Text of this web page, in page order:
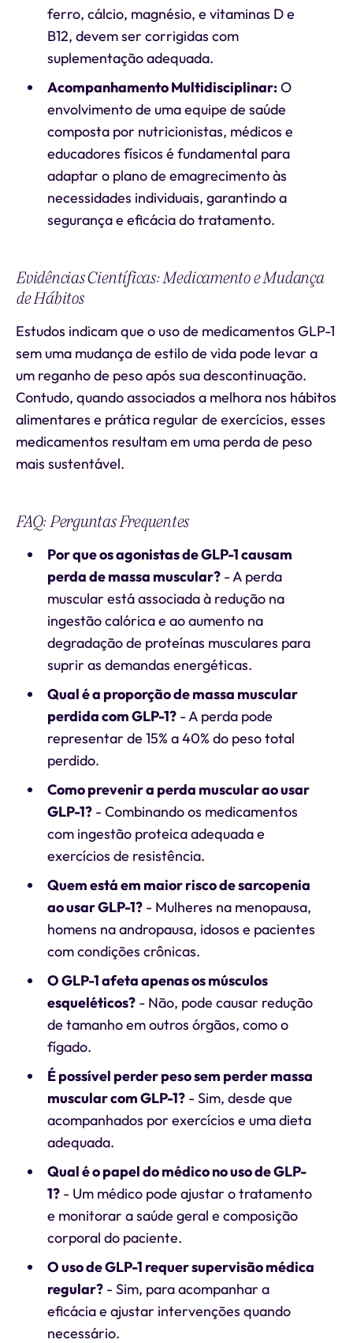
ferro, cálcio, magnésio, e vitaminas D e
B12, devem ser corrigidas com
suplementação adequada.
Acompanhamento Multidisciplinar:O
envolvimento de uma equipe de saúde
composta por nutricionistas, médicos e
educadores físicos é fundamental para
adaptar o plano de emagrecimento às
necessidades individuais, garantindo a
segurança e eficácia do tratamento.
Evidências Científicas: Medicamento e Mudança
de Hábitos
Estudos indicam que o uso de medicamentos GLP-1
sem uma mudança de estilo de vida pode levar a
um reganho de peso após sua descontinuação.
Contudo, quando associados a melhora nos hábitos
alimentares e prática regular de exercícios, esses
medicamentos resultam em uma perda de peso
mais sustentável.
FAQ: Perguntas Frequentes
Por que os agonistas de GLP-1 causam
perda de massa muscular?- A perda
muscular está associada à redução na
ingestão calórica e ao aumento na
degradação de proteínas musculares para
suprir as demandas energéticas.
Qual é a proporção de massa muscular
perdida com GLP-1?- A perda pode
representar de 15% a 40% do peso total
perdido.
Como prevenir a perda muscular ao usar
GLP-1?- Combinando os medicamentos
com ingestão proteica adequada e
exercícios de resistência.
Quem está em maior risco de sarcopenia
ao usar GLP-1?- Mulheres na menopausa,
homens na andropausa, idosos e pacientes
com condições crônicas.
O GLP-1 afeta apenas os músculos
esqueléticos?- Não, pode causar redução
de tamanho em outros órgãos, como o
fígado.
É possível perder peso sem perder massa
muscular com GLP-1?- Sim, desde que
acompanhados por exercícios e uma dieta
adequada.
Qual é o papel do médico no uso de GLP-
1?- Um médico pode ajustar o tratamento
e monitorar a saúde geral e composição
corporal do paciente.
O uso de GLP-1 requer supervisão médica
regular?- Sim, para acompanhar a
eficácia e ajustar intervenções quando
necessário.